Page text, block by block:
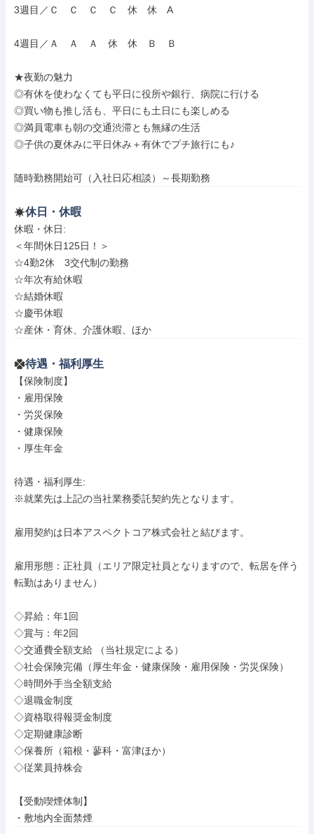
3週目／Ｃ　Ｃ　Ｃ　Ｃ　休　休　A
4週目／Ａ　Ａ　Ａ　休　休　Ｂ　Ｂ
★夜勤の魅力
◎有休を使わなくても平日に役所や銀行、病院に行ける
◎買い物も推し活も、平日にも土日にも楽しめる
◎満員電車も朝の交通渋滞とも無縁の生活
◎子供の夏休みに平日休み＋有休でプチ旅行にも♪
随時勤務開始可（入社日応相談）～長期勤務
休日・休暇
休暇・休日:
＜年間休日125日！＞
☆4勤2休　3交代制の勤務
☆年次有給休暇
☆結婚休暇
☆慶弔休暇
☆産休・育休、介護休暇、ほか
待遇・福利厚生
【保険制度】
・雇用保険
・労災保険
・健康保険
・厚生年金
待遇・福利厚生:
※就業先は上記の当社業務委託契約先となります。
雇用契約は日本アスペクトコア株式会社と結びます。
雇用形態：正社員（エリア限定社員となりますので、転居を伴う
転勤はありません）
◇昇給：年1回
◇賞与：年2回
◇交通費全額支給 （当社規定による）
◇社会保険完備（厚生年金・健康保険・雇用保険・労災保険）
◇時間外手当全額支給
◇退職金制度
◇資格取得報奨金制度
◇定期健康診断
◇保養所（箱根・蓼科・富津ほか）
◇従業員持株会
【受動喫煙体制】
・敷地内全面禁煙